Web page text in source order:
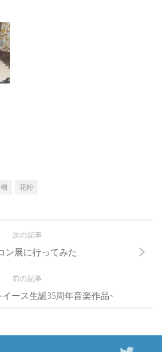
花粉
次の記事
ン展に行ってみた
前の記事
イース生誕35周年音楽作品~